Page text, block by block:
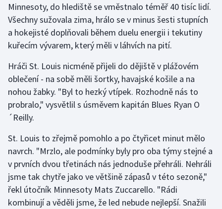
Lyže a snowboard
Moderní pětiboj
Motorsport
Olympijské hry
Parasport
Plavání
Plážový volejbal
Ragby
Rychlobruslení
Minnesoty, do hlediště se vměstnalo téměř 40 tisíc lidí.
Všechny sužovala zima, hrálo se v minus šesti stupních
a hokejisté doplňovali během duelu energii i tekutiny
kuřecím vývarem, který měli v láhvích na pití.
Hráči St. Louis nicméně přijeli do dějiště v plážovém
oblečení - na sobě měli šortky, havajské košile a na
nohou žabky. "Byl to hezký vtípek. Rozhodně nás to
probralo," vysvětlil s úsměvem kapitán Blues Ryan O
´Reilly.
St. Louis to zřejmě pomohlo a po čtyřicet minut mělo
navrch. "Mrzlo, ale podmínky byly pro oba týmy stejné a
v prvních dvou třetinách nás jednoduše přehráli. Nehráli
jsme tak chytře jako ve většině zápasů v této sezoně,"
řekl útočník Minnesoty Mats Zuccarello. "Rádi
kombinují a věděli jsme, že led nebude nejlepší. Snažili